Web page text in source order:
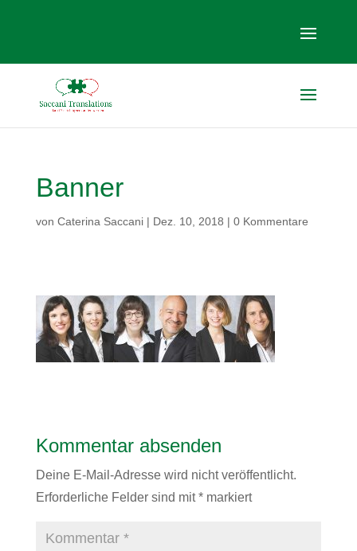
Banner
von Caterina Saccani| Dez. 10, 2018 | 0 Kommentare
Kommentar absenden
Deine E-Mail-Adresse wird nicht veröffentlicht.
Erforderliche Felder sind mit*markiert